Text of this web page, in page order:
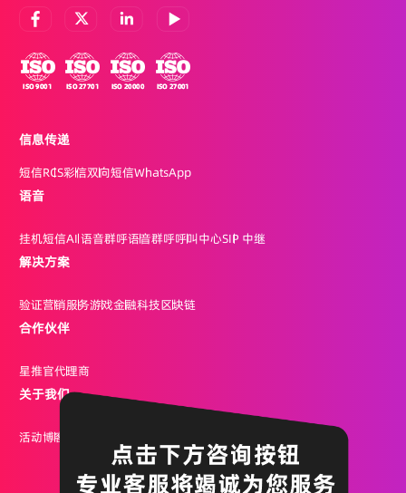
信息传递
短信RCS彩信双向短信WhatsApp
语音
挂机短信AI 语音群呼语音群呼呼叫中心SIP 中继
解决方案
验证营销服务游戏金融科技区块链
合作伙伴
星推官代理商
关于我们
活动博客
点击此处开启人工服务